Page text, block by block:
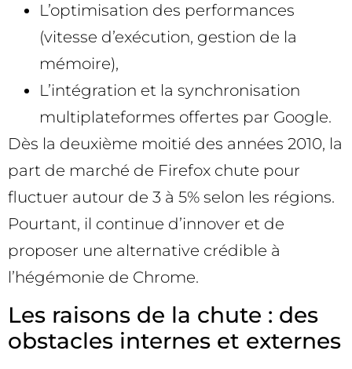
L’optimisation des performances
(vitesse d’exécution, gestion de la
mémoire),
L’intégration et la synchronisation
multiplateformes offertes par Google.
Dès la deuxième moitié des années 2010, la
part de marché de Firefox chute pour
fluctuer autour de 3 à 5% selon les régions.
Pourtant, il continue d’innover et de
proposer une alternative crédible à
l’hégémonie de Chrome.
Les raisons de la chute : des
obstacles internes et externes